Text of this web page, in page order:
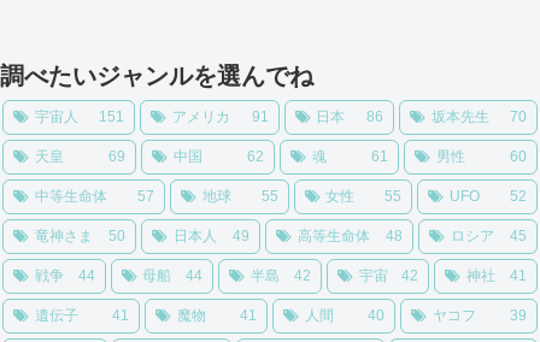
調べたいジャンルを選んでね
宇宙人 151 アメリカ 91 日本 86 坂本先生 70
天皇 69 中国 62 魂 61 男性 60
中等生命体 57 地球 55 女性 55 UFO 52
竜神さま 50 日本人 49 高等生命体 48 ロシア 45
戦争 44 母船 44 半島 42 宇宙 42 神社 41
遺伝子 41 魔物 41 人間 40 ヤコフ 39